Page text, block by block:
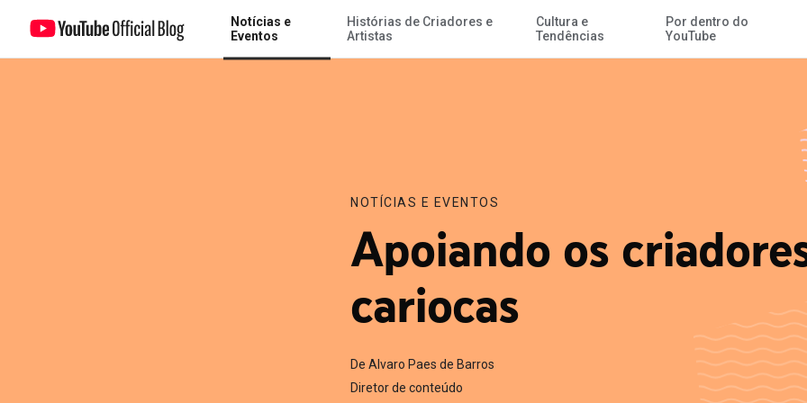
Ir para o Conteúdo Principal
Notícias e
Eventos
Histórias de Criadores e
Artistas
Cultura e
Tendências
Por dentro do
YouTube
Apoiando os criadores cariocas
NOTÍCIAS E EVENTOS
Apoiando os
cariocas
De Alvaro Paes de Barros
Diretor de conteúdo